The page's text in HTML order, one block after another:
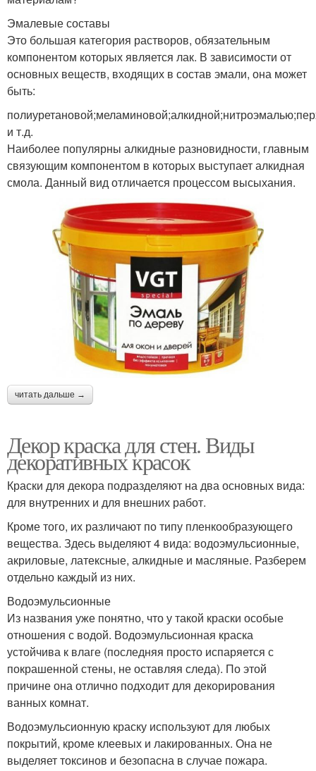
Эмалевые составы
Это большая категория растворов, обязательным
компонентом которых является лак. В зависимости от
основных веществ, входящих в состав эмали, она может
быть:
и т.д.
Наиболее популярны алкидные разновидности, главным
связующим компонентом в которых выступает алкидная
смола. Данный вид отличается процессом высыхания.
читать дальше →
Декор краска для стен. Виды
декоративных красок
Краски для декора подразделяют на два основных вида:
для внутренних и для внешних работ.
Кроме того, их различают по типу пленкообразующего
вещества. Здесь выделяют 4 вида: водоэмульсионные,
акриловые, латексные, алкидные и масляные. Разберем
отдельно каждый из них.
Водоэмульсионные
Из названия уже понятно, что у такой краски особые
отношения с водой. Водоэмульсионная краска
устойчива к влаге (последняя просто испаряется с
покрашенной стены, не оставляя следа). По этой
причине она отлично подходит для декорирования
ванных комнат.
Водоэмульсионную краску используют для любых
покрытий, кроме клеевых и лакированных. Она не
выделяет токсинов и безопасна в случае пожара.